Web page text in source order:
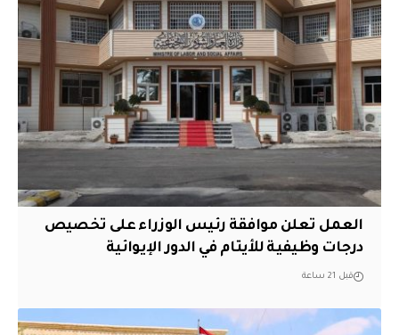
العمل تعلن موافقة رئيس الوزراء على تخصيص
درجات وظيفية للأيتام في الدور الإيوائية
قبل 21 ساعة